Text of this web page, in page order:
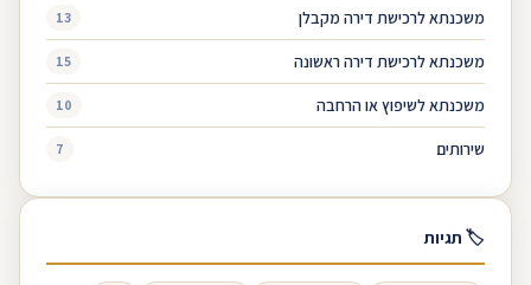
משכנתא לרכישת דירה מקבלן 13
משכנתא לרכישת דירה ראשונה 15
משכנתא לשיפוץ או הרחבה 10
שירותים 7
🏷 תגיות